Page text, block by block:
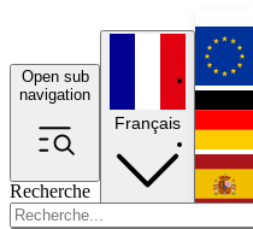
Open sub
navigation
Recherche
Français